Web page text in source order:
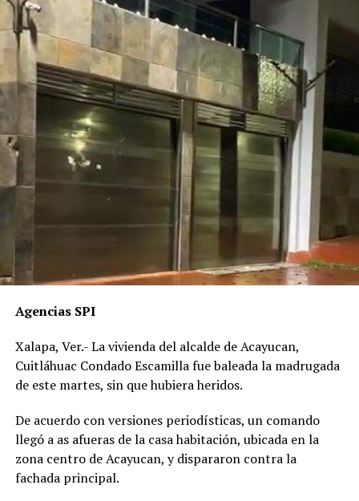
Agencias SPI
Xalapa, Ver.- La vivienda del alcalde de Acayucan,
Cuitláhuac Condado Escamilla fue baleada la madrugada
de este martes, sin que hubiera heridos.
De acuerdo con versiones periodísticas, un comando
llegó a as afueras de la casa habitación, ubicada en la
zona centro de Acayucan, y dispararon contra la
fachada principal.